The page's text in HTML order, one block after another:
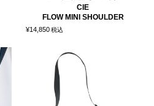
CIE
FLOW MINI SHOULDER
¥14,850税込